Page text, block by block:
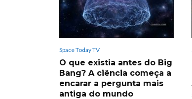
Space Today TV
O que existia antes do Big
Bang? A ciência começa a
encarar a pergunta mais
antiga do mundo